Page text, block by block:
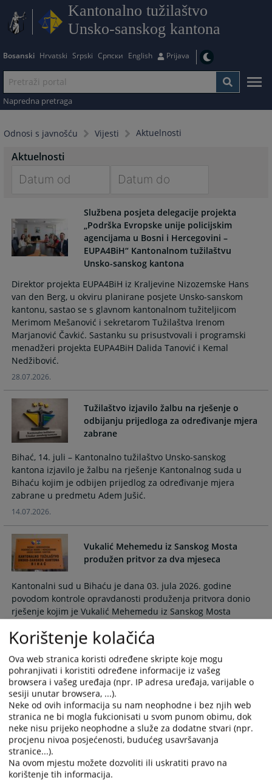
Kantonalno tužilaštvo
Unsko-sanskog kantona
Bosanski Hrvatski Srpski Српски English Prijava
Napredna pretraga
Odnosi s javnošću Vijesti Aktuelnosti
Aktuelnosti
to
interact
with
calendar
and
select
a
date.
Press
the
question
key
the
keyboard
shortcuts
for
changing
dates.
forward
to
interact
with
the
calendar
and
select
a
date.
Press
to
get
the
keyboard
shortcuts
for
changing
Službena posjeta delegacije projekta
„Podrška Evropske unije policijskim
agencijama u Bosni i Hercegovini –
EUPA4BiH“ Kantonalnom tužilaštvu
Unsko-sanskog kantona
Direktor projekta EUPA4BiH iz Kraljevine Nizozemske Hans
van den Berg, u okviru planirane posjete Unsko-sanskom
kantonu, sastao se s glavnom kantonalnom tužiteljicom
Merimom Mešanović i sekretarom Tužilaštva Irenom
Marjanović Čavkić. Sastanku su prisustvovali i programski
menadžeri projekta EUPA4BiH Dalida Tanović i Kemal
Nedžibović.
28.07.2026.
Tužilaštvo izjavilo žalbu na rješenje o
odbijanju prijedloga za određivanje mjera
zabrane
Bihać, 14. juli – Kantonalno tužilaštvo Unsko-sanskog
kantona izjavilo je žalbu na rješenje Kantonalnog suda u
Bihaću kojim je odbijen prijedlog za određivanje mjera
zabrane u predmetu Adem Jušić.
14.07.2026.
Vukalić Mehemedu iz Sanskog Mosta
produžen pritvor za dva mjeseca
Kantonalni sud u Bihaću je dana 03. jula 2026. godine
povodom kontrole opravdanosti produženja pritvora donio
rješenje kojim je Vukalić Mehemedu iz Sanskog Mosta
13.07.2026.
Predmet Adem Jušić: Kantonalno
tužilaštvo Unsko-sanskog kantona
predložilo određivanje mjera zabrane
Bihać, 10. juli – Kantonalno tužilaštvo Unsko-sanskog
kantona predložilo je Kantonalnom sudu u Bihaću da se za
svih 7 lica, lišenih slobode tokom jučerašnjeg dana, odrede
mjere zabrane iz člana 140a. stav 1. tačka a), b) i c) Zakona o
krivičnom postupku Federacije BiH odnosno zabrana
Korištenje kolačića
Ova web stranica koristi određene skripte koje mogu
pohranjivati i koristiti određene informacije iz vašeg
browsera i vašeg uređaja (npr. IP adresa uređaja, varijable o
sesiji unutar browsera, ...).
Neke od ovih informacija su nam neophodne i bez njih web
stranica ne bi mogla fukcionisati u svom punom obimu, dok
neke nisu prijeko neophodne a služe za dodatne stvari (npr.
procjenu nivoa posjećenosti, budućeg usavršavanja
stranice...).
Na ovom mjestu možete dozvoliti ili uskratiti pravo na
korištenje tih informacija.